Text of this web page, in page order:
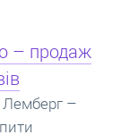
іпотека
під
– що